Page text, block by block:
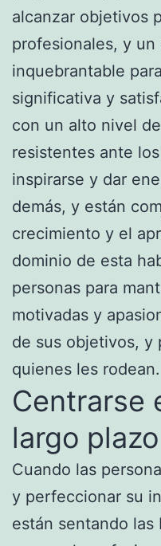
alcanzar objetivos
profesionales, y un
inquebrantable
significativa y
con un alto nivel
resistentes ante
inspirarse y dar
demás, y están
crecimiento y el
dominio de esta
personas para
motivadas y
de sus objetivos, y
quienes les rodean.
Centrarse
largo plazo
Cuando las
y perfeccionar su
están sentando las